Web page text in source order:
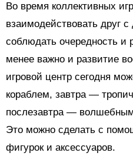
Во время коллективных
взаимодействовать друг
соблюдать очередность и
менее важно и развитие
игровой центр сегодня
кораблем, завтра —
послезавтра —
Это можно сделать с
фигурок и аксессуаров.